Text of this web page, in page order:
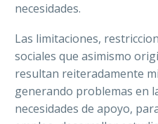
necesidades.
Las limitaciones,
sociales que asimismo
resultan reiteradamente
generando problemas en
necesidades de apoyo,